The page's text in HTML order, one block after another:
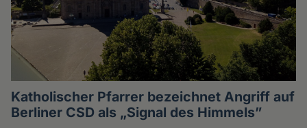
Katholischer Pfarrer bezeichnet Angriff auf
Berliner CSD als „Signal des Himmels”